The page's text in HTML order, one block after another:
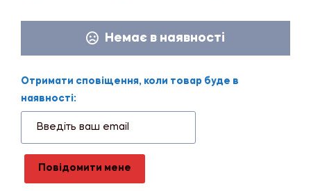
Немає в наявності
Отримати сповіщення, коли товар буде в
наявності:
Повідомити мене